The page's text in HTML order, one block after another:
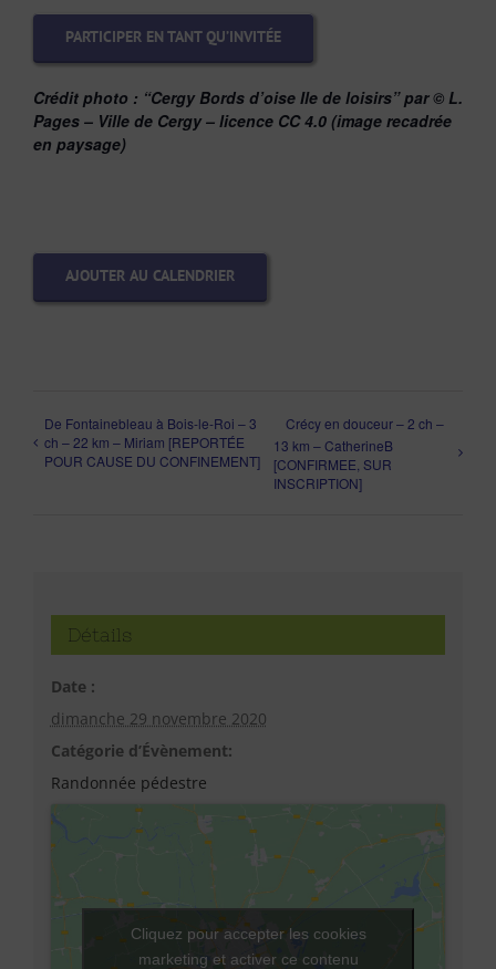
PARTICIPER EN TANT QU’INVITÉE
Crédit photo : “Cergy Bords d’oise Ile de loisirs” par © L.
Pages – Ville de Cergy – licence CC 4.0 (image recadrée
en paysage)
AJOUTER AU CALENDRIER
De Fontainebleau à Bois-le-Roi – 3
ch – 22 km – Miriam [REPORTÉE
POUR CAUSE DU CONFINEMENT]
Crécy en douceur – 2 ch –
13 km – CatherineB
[CONFIRMEE, SUR
INSCRIPTION]
Détails
Date :
dimanche 29 novembre 2020
Catégorie d’Évènement:
Randonnée pédestre
Cliquez pour accepter les cookies
marketing et activer ce contenu